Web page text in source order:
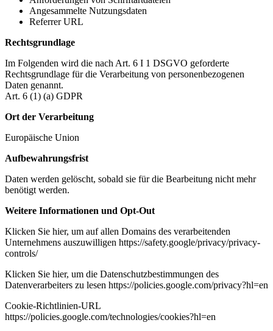
Angesammelte Nutzungsdaten
Referrer URL
Rechtsgrundlage
Im Folgenden wird die nach Art. 6 I 1 DSGVO geforderte
Rechtsgrundlage für die Verarbeitung von personenbezogenen
Daten genannt.
Art. 6 (1) (a) GDPR
Ort der Verarbeitung
Europäische Union
Aufbewahrungsfrist
Daten werden gelöscht, sobald sie für die Bearbeitung nicht mehr
benötigt werden.
Weitere Informationen und Opt-Out
Klicken Sie hier, um auf allen Domains des verarbeitenden
Unternehmens auszuwilligen https://safety.google/privacy/privacy-
controls/
Klicken Sie hier, um die Datenschutzbestimmungen des
Datenverarbeiters zu lesen https://policies.google.com/privacy?hl=en
Cookie-Richtlinien-URL
https://policies.google.com/technologies/cookies?hl=en